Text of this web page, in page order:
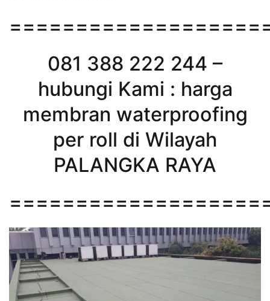
081 388 222 244 –
hubungi Kami : harga
membran waterproofing
per roll di Wilayah
PALANGKA RAYA